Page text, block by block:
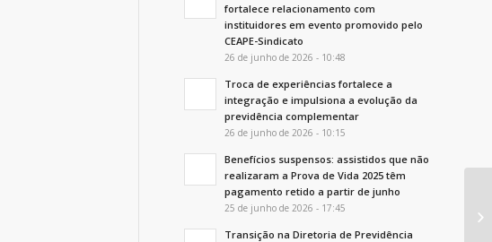
fortalece relacionamento com
instituidores em evento promovido pelo
CEAPE-Sindicato
26 de junho de 2026 - 10:48
Troca de experiências fortalece a
integração e impulsiona a evolução da
previdência complementar
26 de junho de 2026 - 10:15
Benefícios suspensos: assistidos que não
realizaram a Prova de Vida 2025 têm
pagamento retido a partir de junho
25 de junho de 2026 - 17:45
Transição na Diretoria de Previdência